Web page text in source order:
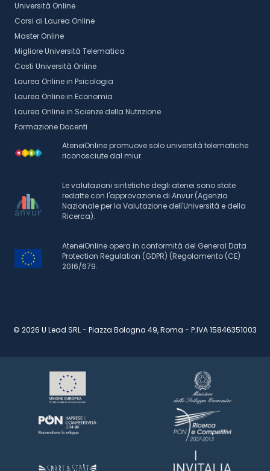
Università Online
Corsi di Laurea Online
Master Online
Migliore Università Telematica
Costi Università Online
Laurea Online in Psicologia
Laurea Online in Economia
Laurea Online in Scienze della Nutrizione
Formazione Docenti
AteneiOnline promuove solo università telematiche
riconosciute dal miur.
Le valutazioni sintetiche degli atenei sono state
redatte con l'approvazione di Anvur (Agenzia
Nazionale per la Valutazione dell'Università e della
Ricerca).
AteneiOnline opera in conformità del General Data
Protection Regulation (GDPR) (Regolamento (CE)
2016/679.
© 2026 U Lead SRL - Piazza Bologna 49, Roma - P.IVA 15846351003